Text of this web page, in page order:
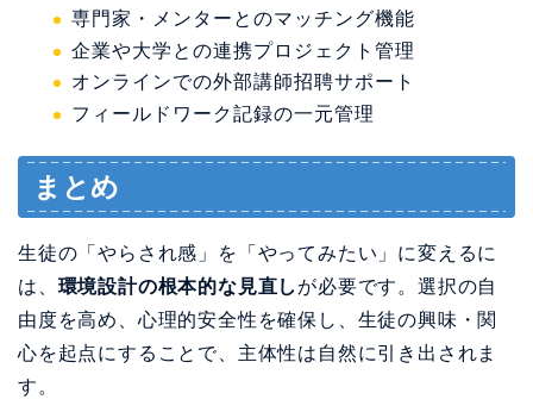
専門家・メンターとのマッチング機能
企業や大学との連携プロジェクト管理
オンラインでの外部講師招聘サポート
フィールドワーク記録の一元管理
まとめ
生徒の「やらされ感」を「やってみたい」に変えるに
は、 環境設計の根本的な見直し が必要です。選択の自
由度を高め、心理的安全性を確保し、生徒の興味・関
心を起点にすることで、主体性は自然に引き出されま
す。